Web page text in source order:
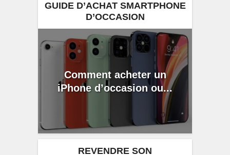
GUIDE D’ACHAT SMARTPHONE
D’OCCASION
Comment acheter un
iPhone d’occasion ou...
REVENDRE SON